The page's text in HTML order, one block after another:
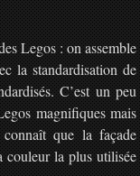
Legos : on assemble
la standardisation de
C’est un peu
magnifiques mais
que la façade
couleur la plus utilisée